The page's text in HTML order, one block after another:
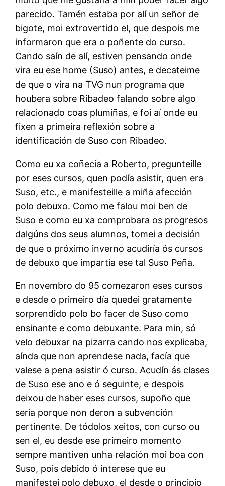
parecido. Tamén estaba por alí un señor de
bigote, moi extrovertido el, que despois me
informaron que era o poñente do curso.
Cando saín de alí, estiven pensando onde
vira eu ese home (Suso) antes, e decateime
de que o vira na TVG nun programa que
houbera sobre Ribadeo falando sobre algo
relacionado coas plumiñas, e foi aí onde eu
fixen a primeira reflexión sobre a
identificación de Suso con Ribadeo.
Como eu xa coñecía a Roberto, pregunteille
por eses cursos, quen podía asistir, quen era
Suso, etc., e manifesteille a miña afección
polo debuxo. Como me falou moi ben de
Suso e como eu xa comprobara os progresos
dalgúns dos seus alumnos, tomei a decisión
de que o próximo inverno acudiría ós cursos
de debuxo que impartía ese tal Suso Peña.
En novembro do 95 comezaron eses cursos
e desde o primeiro día quedei gratamente
sorprendido polo bo facer de Suso como
ensinante e como debuxante. Para min, só
velo debuxar na pizarra cando nos explicaba,
aínda que non aprendese nada, facía que
valese a pena asistir ó curso. Acudín ás clases
de Suso ese ano e ó seguinte, e despois
deixou de haber eses cursos, supoño que
sería porque non deron a subvención
pertinente. De tódolos xeitos, con curso ou
sen el, eu desde ese primeiro momento
sempre mantiven unha relación moi boa con
Suso, pois debido ó interese que eu
manifestei polo debuxo, el desde o principio